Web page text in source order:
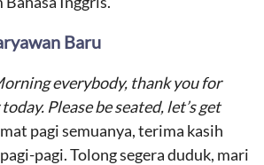
Baru
everybody, thank you for
Please be seated, let’s get
pagi semuanya, terima kasih
pagi. Tolong segera duduk, mari